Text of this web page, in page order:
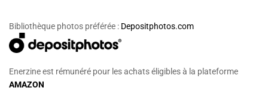
Bibliothèque photos préférée : Depositphotos.com
Enerzine est rémunéré pour les achats éligibles à la plateforme
AMAZON